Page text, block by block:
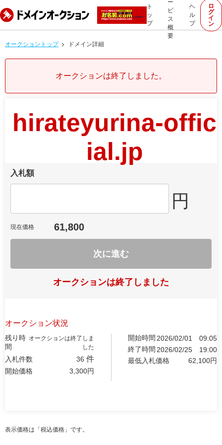
ト
ッ
プ
ー
ビ
ス
概
要
ヘ
ル
プ
ロ
グ
イ
ン
オークショントップ ドメイン詳細
オークションは終了しました。
hirateyurina-offic
ial.jp
入札額
円
現在価格 61,800
次に進む
オークションは終了しました
オークション状況
残り時
間
オークションは終了しま
した
入札件数 36 件
開始価格 3,300円
開始時間 2026/02/01
09:05
終了時間 2026/02/25
19:00
最低入札価格
62,100円
表示価格は「税込価格」です。